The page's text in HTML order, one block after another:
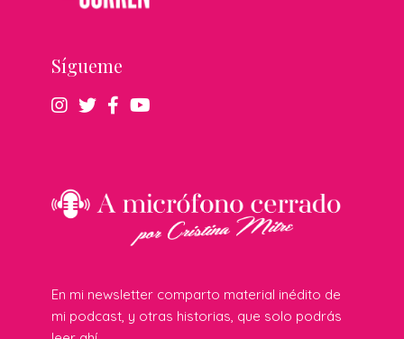
Sígueme
En mi newsletter comparto material inédito de
mi podcast, y otras historias, que solo podrás